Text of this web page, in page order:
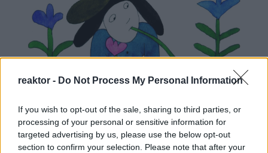
reaktor - Do Not Process My Personal Information
If you wish to opt-out of the sale, sharing to third parties, or
processing of your personal or sensitive information for
targeted advertising by us, please use the below opt-out
section to confirm your selection. Please note that after your
Marék Veronika